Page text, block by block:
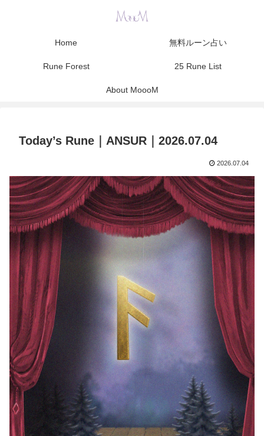
Home 無料ルーン占い
Rune Forest 25 Rune List
About MoooM
Today’s Rune｜ANSUR｜2026.07.04
2026.07.04